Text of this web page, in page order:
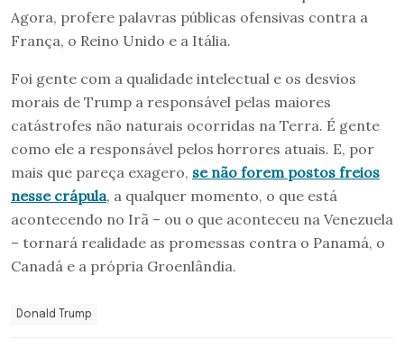
Agora, profere palavras públicas ofensivas contra a
França, o Reino Unido e a Itália.
Foi gente com a qualidade intelectual e os desvios
morais de Trump a responsável pelas maiores
catástrofes não naturais ocorridas na Terra. É gente
como ele a responsável pelos horrores atuais. E, por
mais que pareça exagero, se não forem postos freios
nesse crápula, a qualquer momento, o que está
acontecendo no Irã – ou o que aconteceu na Venezuela
– tornará realidade as promessas contra o Panamá, o
Canadá e a própria Groenlândia.
Donald Trump